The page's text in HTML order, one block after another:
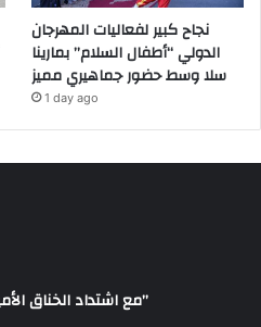
نجاح كبير لفعاليات المهرجان
الدولي “أطفال السلام” بمارينا
سلا وسط حضور جماهيري مميز
1 day ago
مع اشتداد الخناق الأميركي.. تعرف إلى قصة “هواوي”